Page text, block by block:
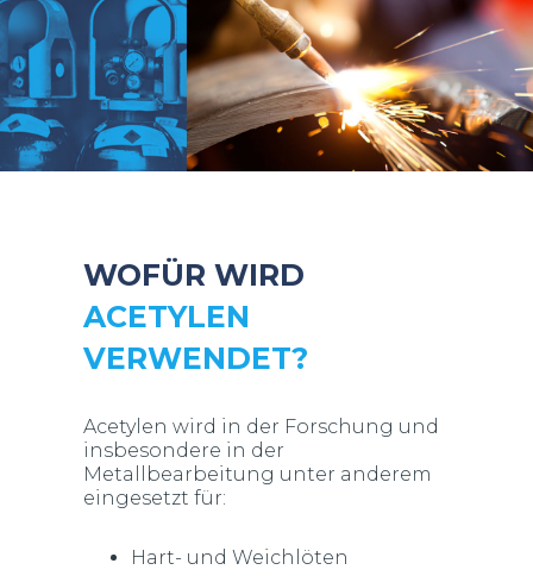
WOFÜR WIRD
ACETYLEN
VERWENDET?
Acetylen wird in der Forschung und
insbesondere in der
Metallbearbeitung unter anderem
eingesetzt für:
Hart- und Weichlöten